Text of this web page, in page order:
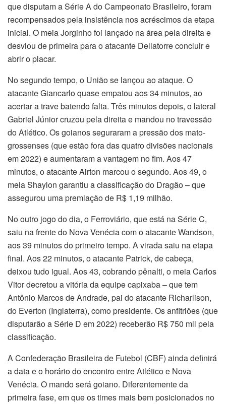
que disputam a Série A do Campeonato Brasileiro, foram
recompensados pela insistência nos acréscimos da etapa
inicial. O meia Jorginho foi lançado na área pela direita e
desviou de primeira para o atacante Dellatorre concluir e
abrir o placar.
No segundo tempo, o União se lançou ao ataque. O
atacante Giancarlo quase empatou aos 34 minutos, ao
acertar a trave batendo falta. Três minutos depois, o lateral
Gabriel Júnior cruzou pela direita e mandou no travessão
do Atlético. Os goianos seguraram a pressão dos mato-
grossenses (que estão fora das quatro divisões nacionais
em 2022) e aumentaram a vantagem no fim. Aos 47
minutos, o atacante Airton marcou o segundo. Aos 49, o
meia Shaylon garantiu a classificação do Dragão – que
assegurou uma premiação de R$ 1,19 milhão.
No outro jogo do dia, o Ferroviário, que está na Série C,
saiu na frente do Nova Venécia com o atacante Wandson,
aos 39 minutos do primeiro tempo. A virada saiu na etapa
final. Aos 22 minutos, o atacante Patrick, de cabeça,
deixou tudo igual. Aos 43, cobrando pênalti, o meia Carlos
Vitor decretou a vitória da equipe capixaba – que tem
Antônio Marcos de Andrade, pai do atacante Richarlison,
do Everton (Inglaterra), como presidente. Os anfitriões (que
disputarão a Série D em 2022) receberão R$ 750 mil pela
classificação.
A Confederação Brasileira de Futebol (CBF) ainda definirá
a data e o horário do encontro entre Atlético e Nova
Venécia. O mando será goiano. Diferentemente da
primeira fase, em que os times mais bem posicionados no